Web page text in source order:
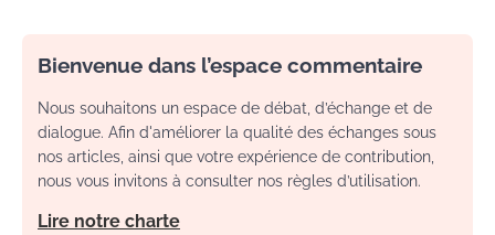
Bienvenue dans l’espace commentaire
Nous souhaitons un espace de débat, d’échange et de
dialogue. Afin d'améliorer la qualité des échanges sous
nos articles, ainsi que votre expérience de contribution,
nous vous invitons à consulter nos règles d’utilisation.
Lire notre charte